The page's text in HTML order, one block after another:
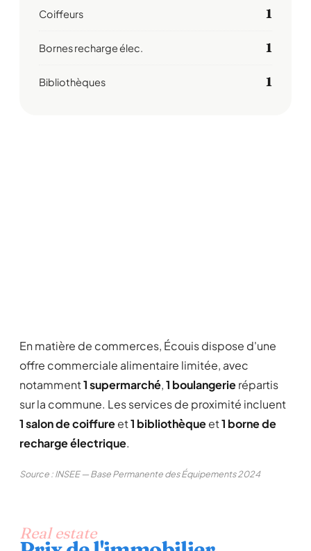
Coiffeurs 1
Bornes recharge élec. 1
Bibliothèques 1
En matière de commerces, Écouis dispose d'une
offre commerciale alimentaire limitée, avec
notamment1 supermarché,1 boulangerierépartis
sur la commune. Les services de proximité incluent
1 salon de coiffureet1 bibliothèqueet1 borne de
recharge électrique.
Source : INSEE — Base Permanente des Équipements 2024
Real estate